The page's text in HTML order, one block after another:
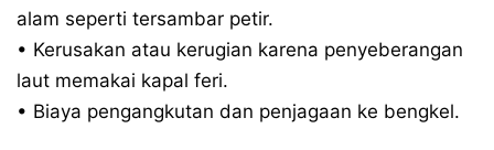
alam seperti tersambar petir.
• Kerusakan atau kerugian karena penyeberangan
laut memakai kapal feri.
• Biaya pengangkutan dan penjagaan ke bengkel.